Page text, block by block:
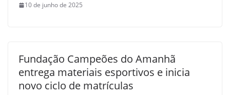
10 de junho de 2025
Fundação Campeões do Amanhã
entrega materiais esportivos e inicia
novo ciclo de matrículas